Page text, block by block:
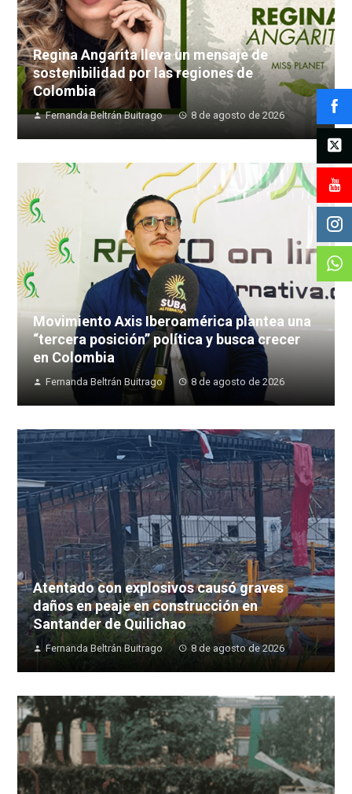
Regina Angarita lleva un mensaje de
sostenibilidad por las regiones de
Colombia
Fernanda Beltrán Buitrago 8 de agosto de 2026
Movimiento Axis Iberoamérica plantea una
“tercera posición” política y busca crecer
en Colombia
Fernanda Beltrán Buitrago 8 de agosto de 2026
Atentado con explosivos causó graves
daños en peaje en construcción en
Santander de Quilichao
Fernanda Beltrán Buitrago 8 de agosto de 2026